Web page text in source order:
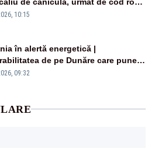
Temperaturile urcă spre 40°C
10:15
în alertă energetică |
de pe Dunăre care pune
Centrala Cernavodă era
09:32